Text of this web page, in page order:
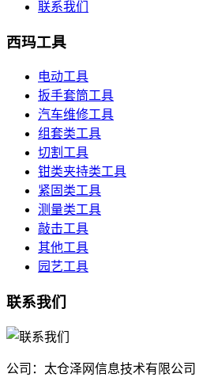
联系我们
西玛工具
电动工具
扳手套筒工具
汽车维修工具
组套类工具
切割工具
钳类夹持类工具
紧固类工具
测量类工具
敲击工具
其他工具
园艺工具
联系我们
公司：太仓泽网信息技术有限公司